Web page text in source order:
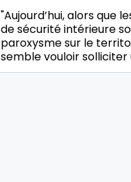
"Aujourd’hui, alors que
de sécurité intérieure
paroxysme sur le
semble vouloir solliciter